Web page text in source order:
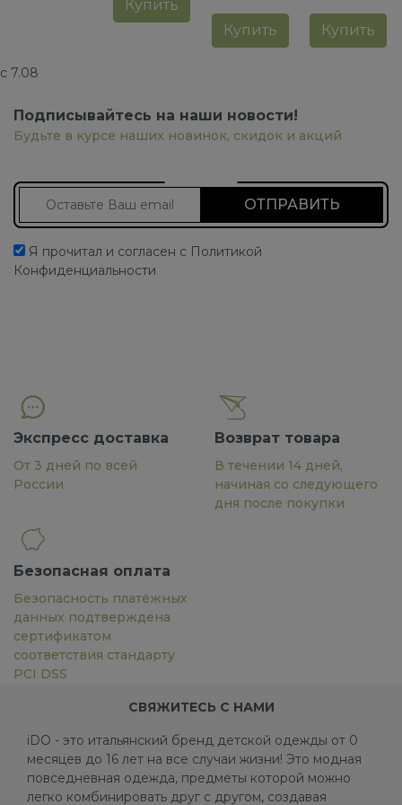
Купить
Купить Купить
с 7.08
Подписывайтесь на наши новости!
Будьте в курсе наших новинок, скидок и акций
Я прочитал и согласен с Политикой
Конфиденциальности
Экспресс доставка
От 3 дней по всей
России
Возврат товара
В течении 14 дней,
начиная со следующего
дня после покупки
Безопасная оплата
Безопасность платёжных
данных подтверждена
сертификатом
соответствия стандарту
PCI DSS
СВЯЖИТЕСЬ С НАМИ
iDO - это итальянский бренд детской одежды от 0
месяцев до 16 лет на все случаи жизни! Это модная
повседневная одежда, предметы которой можно
легко комбинировать друг с другом, создавая